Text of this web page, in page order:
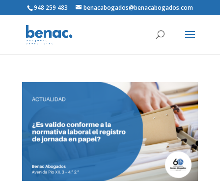
948 259 483 benacabogados@benacabogados.com